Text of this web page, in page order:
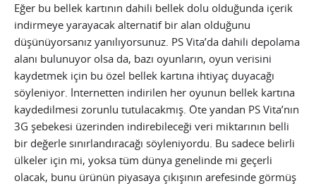
Eğer bu bellek kartının dahili bellek dolu olduğunda içerik
indirmeye yarayacak alternatif bir alan olduğunu
düşünüyorsanız yanılıyorsunuz. PS Vita’da dahili depolama
alanı bulunuyor olsa da, bazı oyunların, oyun verisini
kaydetmek için bu özel bellek kartına ihtiyaç duyacağı
söyleniyor. İnternetten indirilen her oyunun bellek kartına
kaydedilmesi zorunlu tutulacakmış. Öte yandan PS Vita’nın
3G şebekesi üzerinden indirebileceği veri miktarının belli
bir değerle sınırlandıracağı söyleniyordu. Bu sadece belirli
ülkeler için mi, yoksa tüm dünya genelinde mi geçerli
olacak, bunu ürünün piyasaya çıkışının arefesinde görmüş